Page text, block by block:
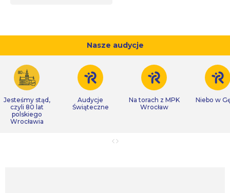
Nasze audycje
Jesteśmy stąd,
czyli 80 lat
polskiego
Wrocławia
Audycje
Świąteczne
Na torach z MPK
Wrocław
Niebo w